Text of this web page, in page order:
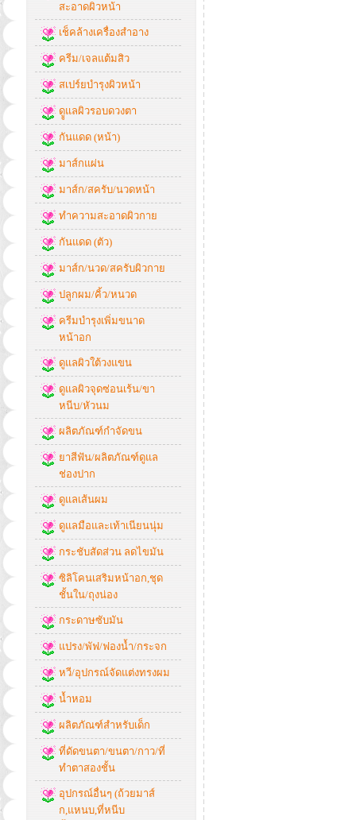
สะอาดผิวหน้า
เช็คล้างเครื่องสำอาง
ครีม/เจลแต้มสิว
สเปร์ยบำรุงผิวหน้า
ดููแลผิวรอบดวงตา
กันแดด (หน้า)
มาส์กแผ่น
มาส์ก/สครับ/นวดหน้า
ทำความสะอาดผิวกาย
กันแดด (ตัว)
มาส์ก/นวด/สครับผิวกาย
ปลูกผม/คิ้ว/หนวด
ครีมบำรุงเพิ่มขนาด
หน้าอก
ดูแลผิวใต้วงแขน
ดูแลผิวจุดซ่อนเร้น/ขา
หนีบ/หัวนม
ผลิตภัณฑ์กำจัดขน
ยาสีฟัน/ผลิตภัณฑ์ดูแล
ช่องปาก
ดูแลเส้นผม
ดูแลมือและเท้าเนียนนุ่ม
กระชับสัดส่วน ลดไขมัน
ซิลิโคนเสริมหน้าอก,ชุด
ชั้นใน/ถุงน่อง
กระดาษซับมัน
แปรง/พัฟ/ฟองน้ำ/กระจก
หวี/อุปกรณ์จัดแต่งทรงผม
น้ำหอม
ผลิตภัณฑ์สำหรับเด็ก
ที่ดัดขนตา/ขนตา/กาว/ที่
ทำตาสองชั้น
อุปกรณ์อื่นๆ (ถ้วยมาส์
ก,แหนบ,ที่หนีบ